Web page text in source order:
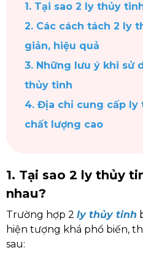
1. Tại sao 2 ly thủy
2. Các cách tách 2 ly
giản, hiệu quả
3. Những lưu ý khi sử
thủy tinh
4. Địa chỉ cung cấp
chất lượng cao
1. Tại sao 2 ly thủy
nhau?
Trường hợp 2 ly thủy tinh
hiện tượng khá phổ biến,
sau: